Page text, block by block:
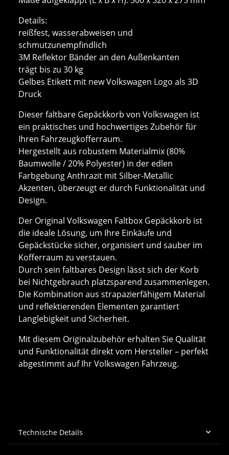
Details:
reißfest, wasserabweisen und
schmutzunempfindlich
3M Reflektor Bänder an den Außenkanten
trägt bis zu 30 kg
Gelbes Etikett mit new Volkswagen Logo als 3D
Druck
Dieser faltbare Gepäckkorb von Volkswagen ist
ein praktisches und hochwertiges Zubehör für
Ihren Fahrzeugkofferraum.
Hergestellt aus robustem Materialmix (80%
Baumwolle / 20% Polyester) in der edlen
Farbgebung Anthrazit mit Silber-Metallic
Akzenten, überzeugt er durch Funktionalität und
Design.
Der Original Volkswagen Faltbox Gepäckkorb ist
die ideale Lösung, um Ihre Einkäufe und
Gepäckstücke sicher, organisiert und sauber im
Kofferraum zu verstauen.
Durch sein faltbares Design lässt sich der Korb
bei Nichtgebrauch platzsparend zusammenlegen.
Die Kombination aus strapazierfähigem Material
und reflektierenden Elementen garantiert
Langlebigkeit und Sicherheit.
Mit diesem Originalzubehör erhalten Sie Qualität
und Funktionalität direkt vom Hersteller – perfekt
abgestimmt auf Ihr Volkswagen Fahrzeug.
Technische Details